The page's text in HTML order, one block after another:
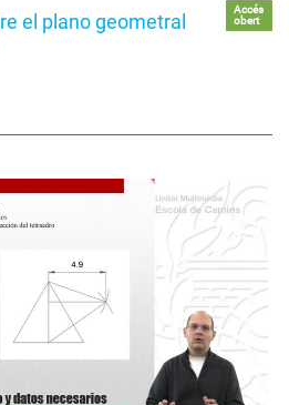
el plano geometral
Accés
obert